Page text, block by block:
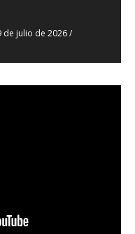
de julio de 2026 /